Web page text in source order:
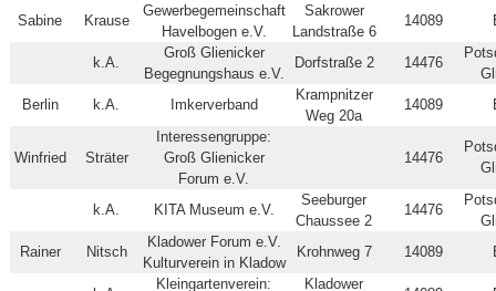
Sabine
Krause
Gewerbegemeinschaft
Havelbogen e.V.
Sakrower
Landstraße 6
14089
k.A.
Groß Glienicker
Begegnungshaus e.V.
Dorfstraße 2 14476
Berlin
k.A. Imkerverband
Krampnitzer
Weg 20a
14089
Winfried Sträter
Interessengruppe:
Groß Glienicker
Forum e.V.
14476
k.A. KITA Museum e.V.
Seeburger
Chaussee 2
14476
Rainer
Nitsch
Kladower Forum e.V.
Kulturverein in Kladow
Krohnweg 7 14089
Kleingartenverein:
Kladower